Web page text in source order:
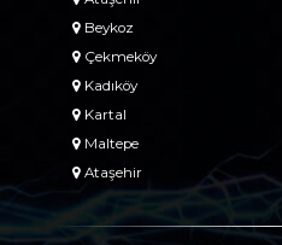
Beykoz
Çekmeköy
Kadıköy
Kartal
Maltepe
Ataşehir